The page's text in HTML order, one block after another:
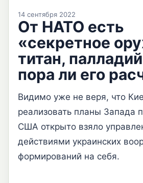
14 сентября 2022
От НАТО есть
«секретное
титан,
пора ли его
Видимо уже не веря, что
реализовать планы Запада
США открыто взяло
действиями украинских
формирований на себя.